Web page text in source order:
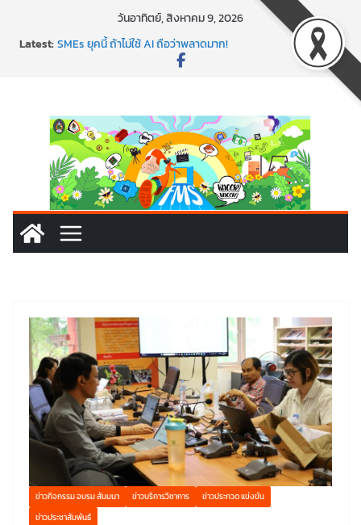
วันอาทิตย์, สิงหาคม 9, 2026
Latest:SMEs ยุคนี้ ถ้าไม่ใช้ AI ถือว่าพลาดมาก!
สร้าง VDO ก็ปัง แถมเขียนโค้ดสร้างแอปได้อีก! เรียนกับ
พาธุรกิจท้องถิ่นสู่ตลาดโลก ด้วยเทคโนโลยี AI!
ข่าวกิจกรรม อบรม สัมมนา ข่าวบริการวิชาการ
ข่าวประกวด แข่งขัน
ข่าวประชาสัมพันธ์